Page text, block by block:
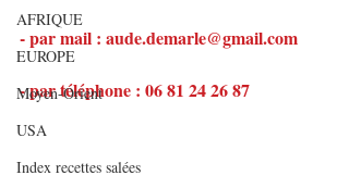
AFRIQUE
EUROPE
Moyen-Orient
USA
Index recettes salées
- par mail : aude.demarle@gmail.com
- par téléphone : 06 81 24 26 87